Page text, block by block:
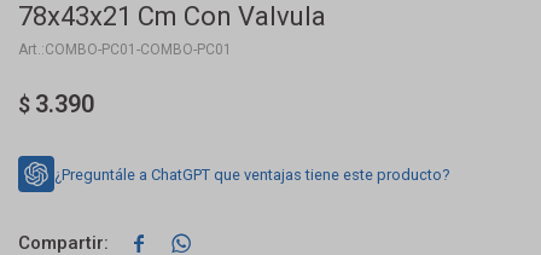
78x43x21 Cm Con Valvula
COMBO-PC01-COMBO-PC01
$ 3.390
¿Preguntále a ChatGPT que ventajas tiene este producto?
 